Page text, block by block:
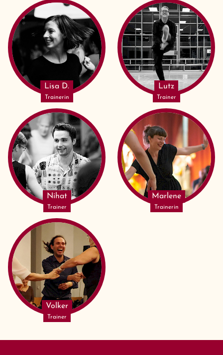
Lisa D.
Trainerin
Lutz
Trainer
Nihat
Trainer
Marlene
Trainerin
Volker
Trainer